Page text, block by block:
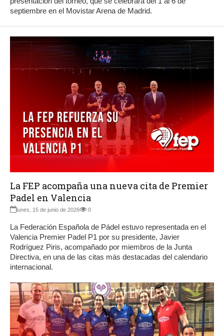
septiembre en el Movistar Arena de Madrid.
La FEP acompaña una nueva cita de Premier
Padel en Valencia
lunes, 15 de junio de 2026 0
La Federación Española de Pádel estuvo representada en el
Valencia Premier Padel P1 por su presidente, Javier
Rodríguez Piris, acompañado por miembros de la Junta
Directiva, en una de las citas más destacadas del calendario
internacional.